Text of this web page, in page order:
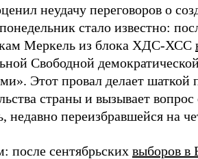
неудачу переговоров о
стало известно:
Меркель из блока ХДС-ХСС
Свободной
Этот провал делает шаткой
страны и вызывает
недавно переизбравшейся на
после сентябрьских выборов в